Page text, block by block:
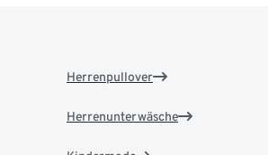
Herrenpullover
Herrenunterwäsche